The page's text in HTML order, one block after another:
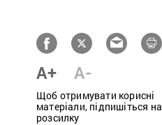
A+ A-
Щоб отримувати корисні
матеріали, підпишіться на
розсилку